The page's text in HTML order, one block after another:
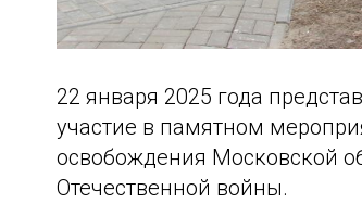
22 января 2025 года
участие в памятном
освобождения Московской
Отечественной войны.